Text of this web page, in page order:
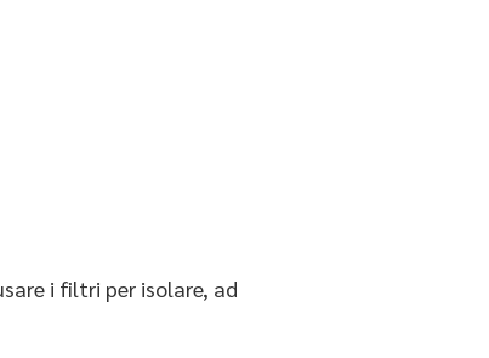
i filtri per isolare, ad